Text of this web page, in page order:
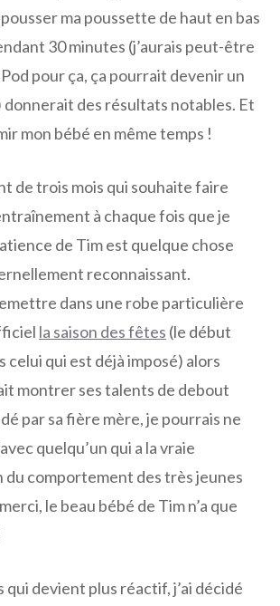
pousser ma poussette de haut en bas
30 minutes (j’aurais peut-être
pour ça, ça pourrait devenir un
des résultats notables. Et
mon bébé en même temps !
de trois mois qui souhaite faire
à chaque fois que je
de Tim est quelque chose
reconnaissant.
dans une robe particulière
la saison des fêtes (le début
celui qui est déjà imposé) alors
montrer ses talents de debout
par sa fière mère, je pourrais ne
quelqu’un qui a la vraie
du comportement des très jeunes
le beau bébé de Tim n’a que
qui devient plus réactif, j’ai décidé